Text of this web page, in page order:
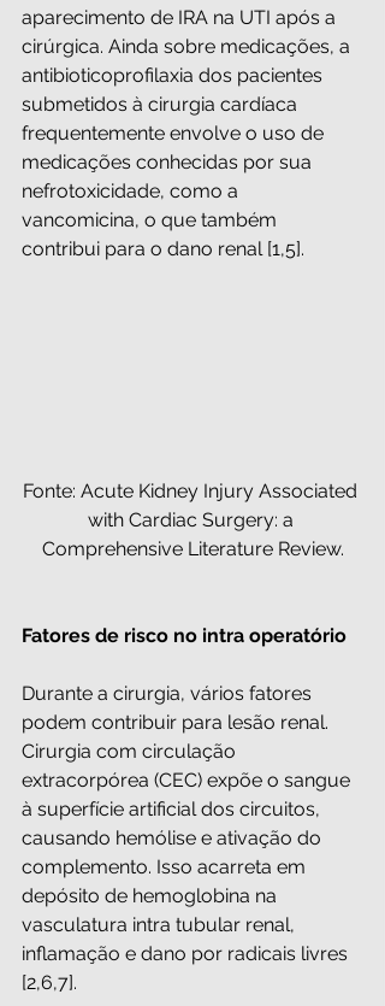
aparecimento de IRA na UTI após a
cirúrgica. Ainda sobre medicações, a
antibioticoprofilaxia dos pacientes
submetidos à cirurgia cardíaca
frequentemente envolve o uso de
medicações conhecidas por sua
nefrotoxicidade, como a
vancomicina, o que também
contribui para o dano renal [1,5].
Fonte: Acute Kidney Injury Associated
with Cardiac Surgery: a
Comprehensive Literature Review.
Fatores de risco no intra operatório
Durante a cirurgia, vários fatores
podem contribuir para lesão renal.
Cirurgia com circulação
extracorpórea (CEC) expõe o sangue
à superfície artificial dos circuitos,
causando hemólise e ativação do
complemento. Isso acarreta em
depósito de hemoglobina na
vasculatura intra tubular renal,
inflamação e dano por radicais livres
[2,6,7].